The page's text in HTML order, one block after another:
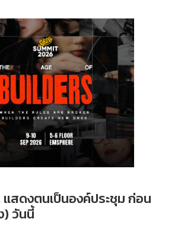
แสดงตนเป็นองค์ประชุม ก่อน
วันนี้